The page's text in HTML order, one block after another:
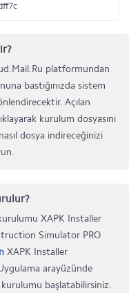
platformundan
bastığınızda sistem
Açılan
kurulum dosyasını
dosya indireceğinizi
XAPK Installer
Simulator PRO
XAPK Installer
arayüzünde
başlatabilirsiniz.